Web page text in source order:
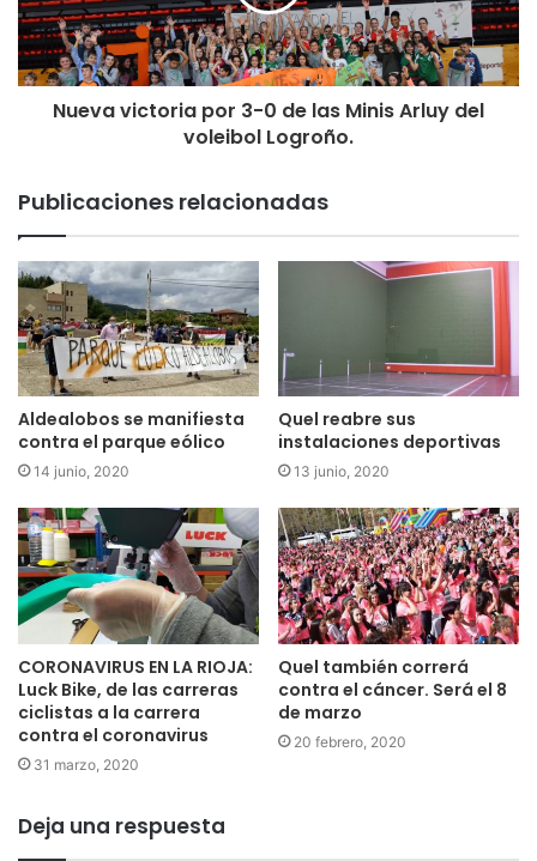
Nueva victoria por 3-0 de las Minis Arluy del
voleibol Logroño.
Publicaciones relacionadas
Aldealobos se manifiesta
contra el parque eólico
14 junio, 2020
Quel reabre sus
instalaciones deportivas
13 junio, 2020
CORONAVIRUS EN LA RIOJA:
Luck Bike, de las carreras
ciclistas a la carrera
contra el coronavirus
31 marzo, 2020
Quel también correrá
contra el cáncer. Será el 8
de marzo
20 febrero, 2020
Deja una respuesta